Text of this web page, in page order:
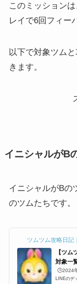
このミッション
レイで6回フィー
以下で対象ツム
きます。
イニシャルがB
イニシャルがBの
のツムたちです。
ツムツム攻略日記
【ツ
対象一
🕒️2024
LINEのデ